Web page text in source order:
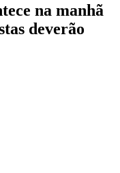
na manhã
deverão